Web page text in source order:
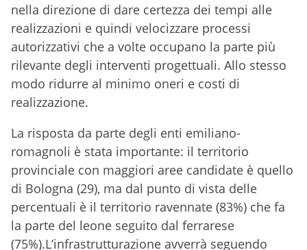
nella direzione di dare certezza dei tempi alle
realizzazioni e quindi velocizzare processi
autorizzativi che a volte occupano la parte più
rilevante degli interventi progettuali. Allo stesso
modo ridurre al minimo oneri e costi di
realizzazione.
La risposta da parte degli enti emiliano-
romagnoli è stata importante: il territorio
provinciale con maggiori aree candidate è quello
di Bologna (29), ma dal punto di vista delle
percentuali è il territorio ravennate (83%) che fa
la parte del leone seguito dal ferrarese
(75%).L’infrastrutturazione avverrà seguendo